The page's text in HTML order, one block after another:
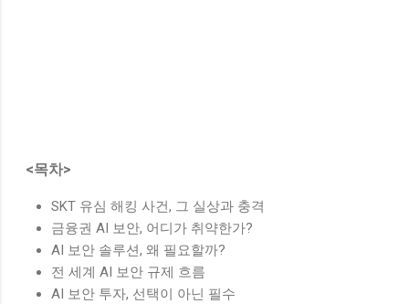
<목차>
SKT 유심 해킹 사건, 그 실상과 충격
금융권 AI 보안, 어디가 취약한가?
AI 보안 솔루션, 왜 필요할까?
전 세계 AI 보안 규제 흐름
AI 보안 투자, 선택이 아닌 필수